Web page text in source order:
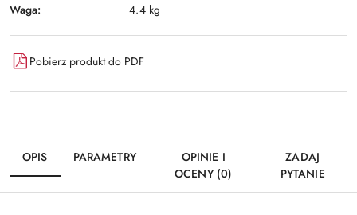
Waga:
4.4 kg
Pobierz produkt do PDF
OPIS PARAMETRY
OPINIE I
OCENY (0)
ZADAJ
PYTANIE